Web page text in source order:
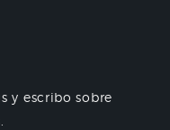
y escribo sobre